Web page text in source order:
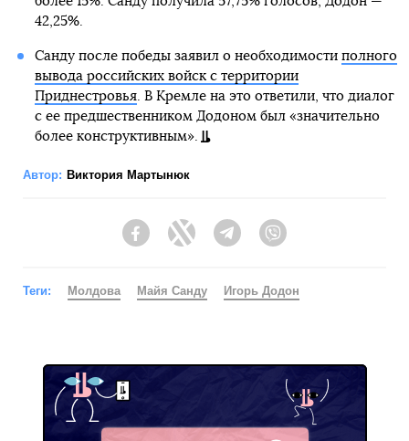
42,25%.
Санду после победы заявил о необходимости полного
вывода российских войск с территории
Приднестровья. В Кремле на это ответили, что диалог
с ее предшественником Додоном был «значительно
более конструктивным».
Автор: Виктория Мартынюк
FacebookTwitter Telegram
Теги: Молдова Майя Санду Игорь Додон